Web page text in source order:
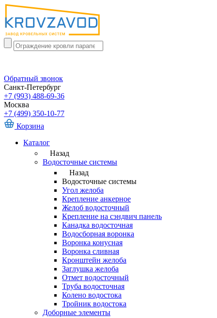
Обратный звонок
Санкт-Петербург
+7 (993) 488-69-36
Москва
+7 (499) 350-10-77
Корзина
Каталог
Назад
Водосточные системы
Назад
Водосточные системы
Угол желоба
Крепление анкерное
Желоб водосточный
Крепление на сэндвич панель
Канадка водосточная
Водосборная воронка
Воронка конусная
Воронка сливная
Кронштейн желоба
Заглушка желоба
Отмет водосточный
Труба водосточная
Колено водостока
Тройник водостока
Доборные элементы